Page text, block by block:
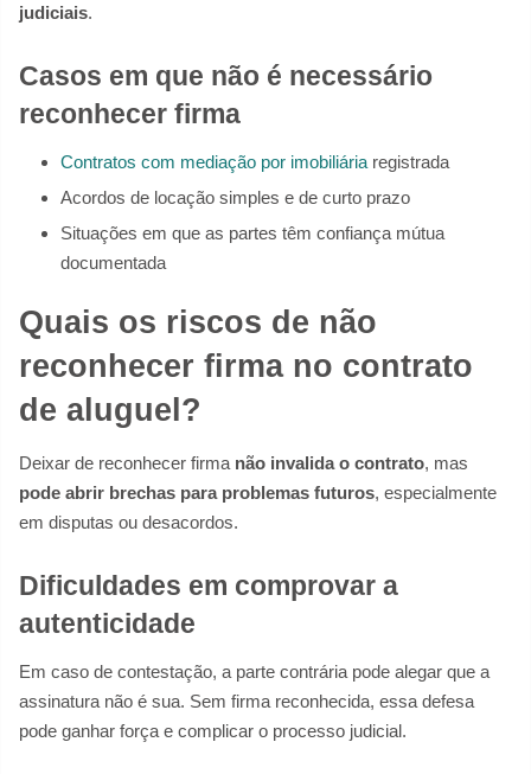
judiciais.
Casos em que não é necessário
reconhecer firma
Contratos com mediação por imobiliária registrada
Acordos de locação simples e de curto prazo
Situações em que as partes têm confiança mútua
documentada
Quais os riscos de não
reconhecer firma no contrato
de aluguel?
Deixar de reconhecer firma não invalida o contrato, mas
pode abrir brechas para problemas futuros, especialmente
em disputas ou desacordos.
Dificuldades em comprovar a
autenticidade
Em caso de contestação, a parte contrária pode alegar que a
assinatura não é sua. Sem firma reconhecida, essa defesa
pode ganhar força e complicar o processo judicial.